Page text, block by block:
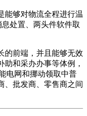
够对物流全程进行温
处置、两头件软件取
前端，并且能够无效
和采办办事等体例，
电网和挪动领取中普
、批发商、零售商之间